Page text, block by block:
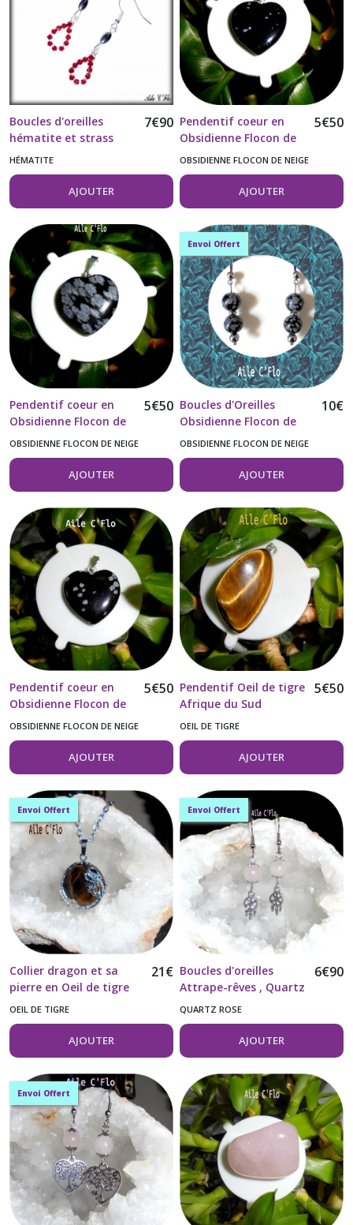
Boucles d'oreilles
hématite et strass
rouge
7€90
HÉMATITE
AJOUTER
Pendentif coeur en
Obsidienne Flocon de
neige 20MM- modèle3
5€50
OBSIDIENNE FLOCON DE NEIGE
AJOUTER
Pendentif coeur en
Obsidienne Flocon de
neige 20MM -modéle2
5€50
OBSIDIENNE FLOCON DE NEIGE
AJOUTER
Envoi Offert
Boucles d'Oreilles
Obsidienne Flocon de
Neige et acier
10€
OBSIDIENNE FLOCON DE NEIGE
AJOUTER
Pendentif coeur en
Obsidienne Flocon de
neige 20MM
5€50
OBSIDIENNE FLOCON DE NEIGE
AJOUTER
Pendentif Oeil de tigre
Afrique du Sud
5€50
OEIL DE TIGRE
AJOUTER
Envoi Offert
Collier dragon et sa
pierre en Oeil de tigre
chaîne acier inoxydable
21€
OEIL DE TIGRE
AJOUTER
Envoi Offert
Boucles d'oreilles
Attrape-rêves , Quartz
rose et acier
inoxydable 304
6€90
QUARTZ ROSE
AJOUTER
Envoi Offert